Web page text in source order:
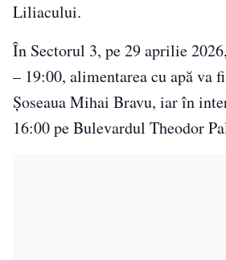
Liliacului.
În Sectorul 3, pe 29 aprilie
– 19:00, alimentarea cu apă va
Șoseaua Mihai Bravu, iar în
16:00 pe Bulevardul Theodor